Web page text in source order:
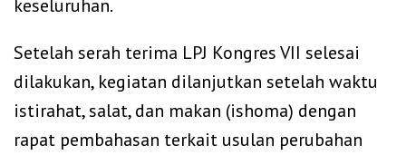
keseluruhan.
‎Setelah serah terima LPJ Kongres VII selesai
dilakukan, kegiatan dilanjutkan setelah waktu
istirahat, salat, dan makan (ishoma) dengan
rapat pembahasan terkait usulan perubahan